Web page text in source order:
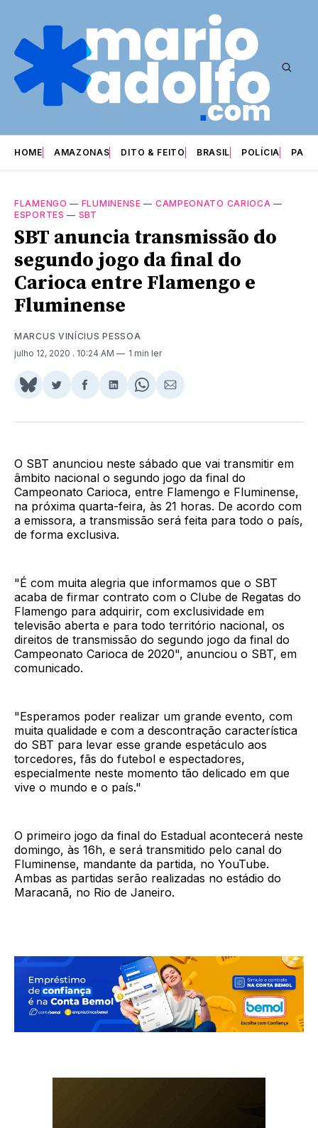
HOME AMAZONAS DITO & FEITO BRASIL POLÍCIA
FLAMENGO — FLUMINENSE — CAMPEONATO CARIOCA —
ESPORTES — SBT
SBT anuncia transmissão do
segundo jogo da final do
Carioca entre Flamengo e
Fluminense
MARCUS VINÍCIUS PESSOA
julho 12, 2020 . 10:24 AM 1 min ler
Share
BlueSky
Compartilhar
Twitter
Compartilhar
Facebook
Compartilhar
LinkedIn
Share
WhatsApp
Compartilhar
Email
O SBT anunciou neste sábado que vai transmitir em
âmbito nacional o segundo jogo da final do
Campeonato Carioca, entre Flamengo e Fluminense,
na próxima quarta-feira, às 21 horas. De acordo com
a emissora, a transmissão será feita para todo o país,
de forma exclusiva.
"É com muita alegria que informamos que o SBT
acaba de firmar contrato com o Clube de Regatas do
Flamengo para adquirir, com exclusividade em
televisão aberta e para todo território nacional, os
direitos de transmissão do segundo jogo da final do
Campeonato Carioca de 2020", anunciou o SBT, em
comunicado.
"Esperamos poder realizar um grande evento, com
muita qualidade e com a descontração característica
do SBT para levar esse grande espetáculo aos
torcedores, fãs do futebol e espectadores,
especialmente neste momento tão delicado em que
vive o mundo e o país."
O primeiro jogo da final do Estadual acontecerá neste
domingo, às 16h, e será transmitido pelo canal do
Fluminense, mandante da partida, no YouTube.
Ambas as partidas serão realizadas no estádio do
Maracanã, no Rio de Janeiro.